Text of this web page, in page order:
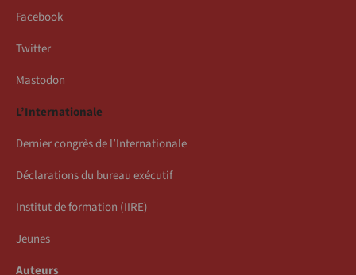
Facebook
Twitter
Mastodon
L’Internationale
Dernier congrès de l’Internationale
Déclarations du bureau exécutif
Institut de formation (IIRE)
Jeunes
Auteurs